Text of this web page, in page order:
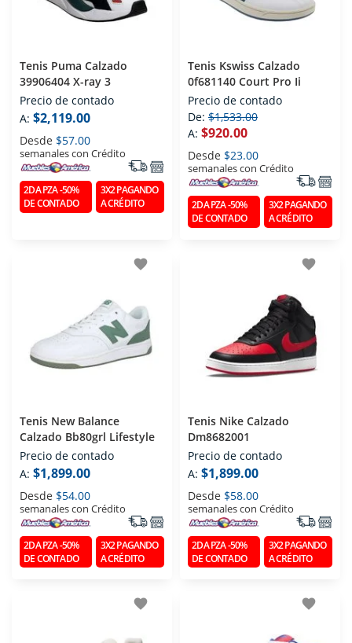
Tenis Puma Calzado
39906404 X-ray 3
Precio de contado
A: $2,119.00
Desde $57.00
semanales con Crédito
2DA PZA -50%
DE CONTADO
3X2 PAGANDO
A CRÉDITO
Tenis Kswiss Calzado
0f681140 Court Pro Ii
Precio de contado
De: $1,533.00
A: $920.00
Desde $23.00
semanales con Crédito
2DA PZA -50%
DE CONTADO
3X2 PAGANDO
A CRÉDITO
favorite
Tenis New Balance
Calzado Bb80grl Lifestyle
Precio de contado
A: $1,899.00
Desde $54.00
semanales con Crédito
2DA PZA -50%
DE CONTADO
3X2 PAGANDO
A CRÉDITO
favorite
Tenis Nike Calzado
Dm8682001
Precio de contado
A: $1,899.00
Desde $58.00
semanales con Crédito
2DA PZA -50%
DE CONTADO
3X2 PAGANDO
A CRÉDITO
favorite favorite